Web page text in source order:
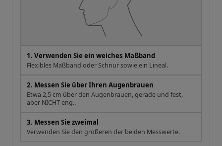
1. Verwenden Sie ein weiches Maßband
Flexibles Maßband oder Schnur sowie ein Lineal.
2. Messen Sie über Ihren Augenbrauen
Etwa 2,5 cm über den Augenbrauen, gerade und fest,
aber NICHT eng..
3. Messen Sie zweimal
Verwenden Sie den größeren der beiden Messwerte.